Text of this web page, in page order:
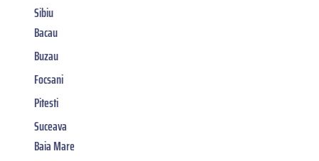
Sibiu
Bacau
Buzau
Focsani
Pitesti
Suceava
Baia Mare